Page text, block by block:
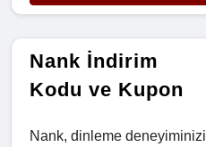
Nank İndirim
Kodu ve Kupon
Nank, dinleme deneyiminizi